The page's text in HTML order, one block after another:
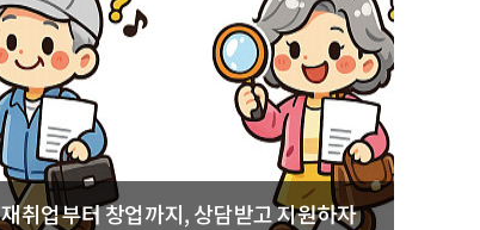
재취업부터 창업까지, 상담받고 지원하자